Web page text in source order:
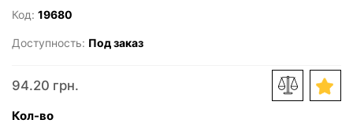
Код: 19680
Доступность: Под заказ
94.20 грн.
Кол-во